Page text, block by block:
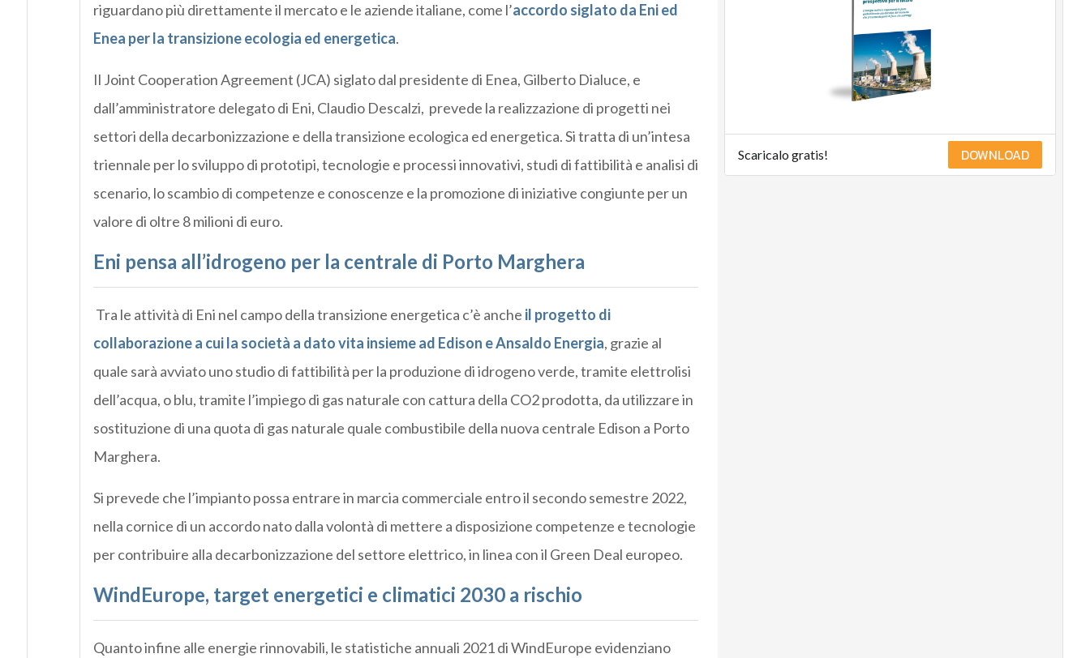
riguardano più direttamente il mercato e le aziende italiane, come l’accordo siglato da Eni ed
Enea per la transizione ecologia ed energetica.
Il Joint Cooperation Agreement (JCA) siglato dal presidente di Enea, Gilberto Dialuce, e
dall’amministratore delegato di Eni, Claudio Descalzi, prevede la realizzazione di progetti nei
settori della decarbonizzazione e della transizione ecologica ed energetica. Si tratta di un’intesa
triennale per lo sviluppo di prototipi, tecnologie e processi innovativi, studi di fattibilità e analisi di
scenario, lo scambio di competenze e conoscenze e la promozione di iniziative congiunte per un
valore di oltre 8 milioni di euro.
Eni pensa all’idrogeno per la centrale di Porto Marghera
Tra le attività di Eni nel campo della transizione energetica c’è anche il progetto di
collaborazione a cui la società a dato vita insieme ad Edison e Ansaldo Energia, grazie al
quale sarà avviato uno studio di fattibilità per la produzione di idrogeno verde, tramite elettrolisi
dell’acqua, o blu, tramite l’impiego di gas naturale con cattura della CO2 prodotta, da utilizzare in
sostituzione di una quota di gas naturale quale combustibile della nuova centrale Edison a Porto
Marghera.
Si prevede che l’impianto possa entrare in marcia commerciale entro il secondo semestre 2022,
nella cornice di un accordo nato dalla volontà di mettere a disposizione competenze e tecnologie
per contribuire alla decarbonizzazione del settore elettrico, in linea con il Green Deal europeo.
WindEurope, target energetici e climatici 2030 a rischio
Quanto infine alle energie rinnovabili, le statistiche annuali 2021 di WindEurope evidenziano
Scaricalo gratis! DOWNLOAD